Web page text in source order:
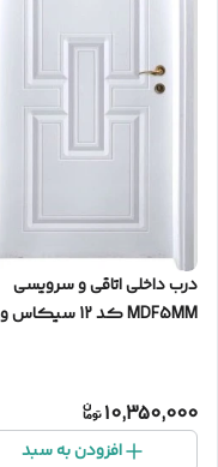
درب داخلی اتاقی و سرویسی
MDF5MM کد 12 سیکاس وود
10,350,000
افزودن به سبد